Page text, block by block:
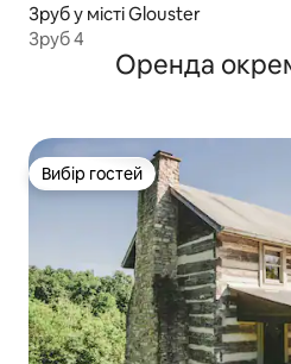
Зруб у місті Glouster
Зруб 4
Оренда
Вибір гостей
Вибір гостей